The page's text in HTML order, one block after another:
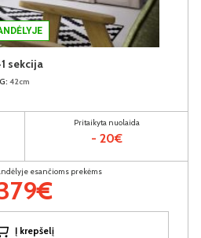
sekcija
G: 42cm
Pritaikyta nuolaida
- 20€
esančioms prekėms
Į krepšelį